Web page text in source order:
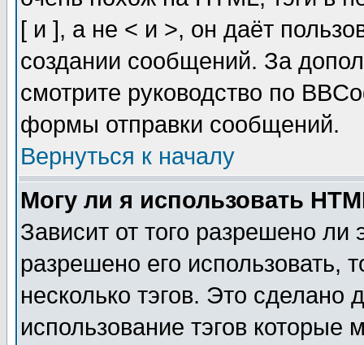
[ и ], а не < и >, он даёт
создании сообщений. За
смотрите руководство по
формы отправки сообщений.
Вернуться к началу
Могу ли я использовать
Зависит от того разрешено
разрешено его использовать,
несколько тэгов. Это сделано
использование тэгов